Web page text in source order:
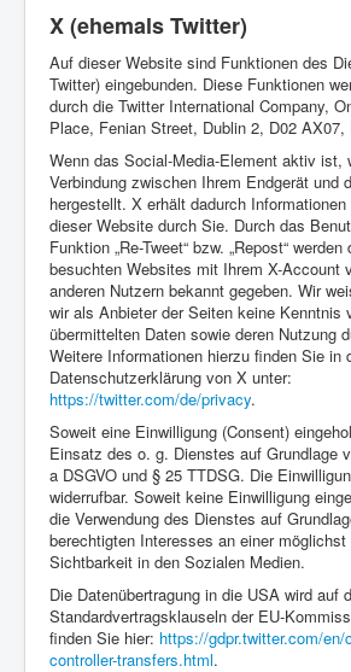
X (ehemals Twitter)
Auf dieser Website sind Funktionen des
Twitter) eingebunden. Diese Funktionen
durch die Twitter International Company,
Place, Fenian Street, Dublin 2, D02 AX07,
Wenn das Social-Media-Element aktiv ist,
Verbindung zwischen Ihrem Endgerät und
hergestellt. X erhält dadurch
dieser Website durch Sie. Durch das
Funktion „Re-Tweet“ bzw. „Repost“
besuchten Websites mit Ihrem X-Account
anderen Nutzern bekannt gegeben. Wir
wir als Anbieter der Seiten keine Kenntnis
übermittelten Daten sowie deren Nutzung
Weitere Informationen hierzu finden Sie in
Datenschutzerklärung von X unter:
https://twitter.com/de/privacy.
Soweit eine Einwilligung (Consent)
Einsatz des o. g. Dienstes auf Grundlage
a DSGVO und § 25 TTDSG. Die
widerrufbar. Soweit keine Einwilligung
die Verwendung des Dienstes auf
berechtigten Interesses an einer
Sichtbarkeit in den Sozialen Medien.
Die Datenübertragung in die USA wird auf
Standardvertragsklauseln der EU-
finden Sie hier: https://gdpr.twitter.com/en/
controller-transfers.html.